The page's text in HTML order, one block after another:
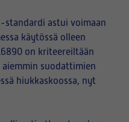
standardi astui voimaan
käytössä olleen
on kriteereiltään
aiemmin suodattimien
hiukkaskoossa, nyt